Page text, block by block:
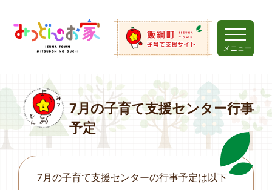
メニュー
7月の子育て支援センター行事
予定
7月の子育て支援センターの行事予定は以下